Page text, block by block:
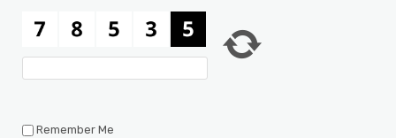
Remember Me